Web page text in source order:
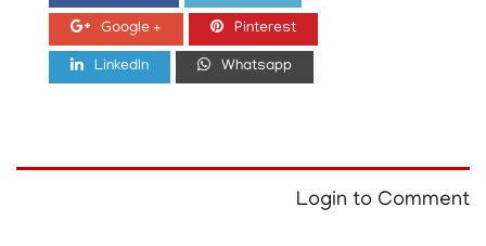
Google + Pinterest
LinkedIn Whatsapp
Login to Comment